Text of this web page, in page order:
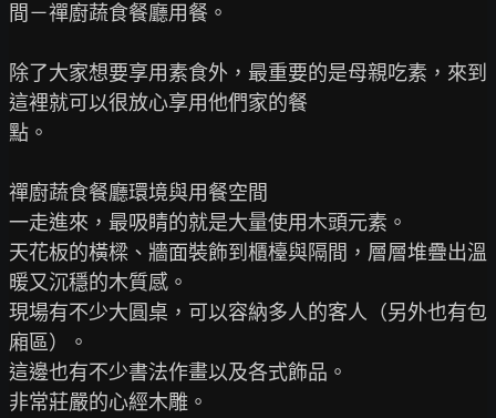
間－禪廚蔬食餐廳用餐。
除了大家想要享用素食外，最重要的是母親吃素，來到
這裡就可以很放心享用他們家的餐
點。
禪廚蔬食餐廳環境與用餐空間
一走進來，最吸睛的就是大量使用木頭元素。
天花板的橫樑、牆面裝飾到櫃檯與隔間，層層堆疊出溫
暖又沉穩的木質感。
現場有不少大圓桌，可以容納多人的客人（另外也有包
廂區）。
這邊也有不少書法作畫以及各式飾品。
非常莊嚴的心經木雕。